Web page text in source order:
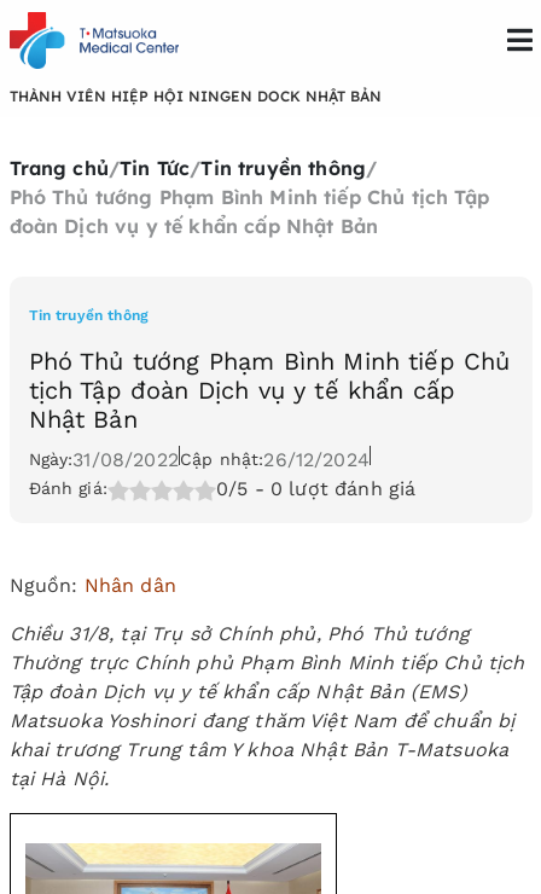
THÀNH VIÊN HIỆP HỘI NINGEN DOCK NHẬT BẢN
Trang chủ/Tin Tức/Tin truyền thông/
Phó Thủ tướng Phạm Bình Minh tiếp Chủ tịch Tập
đoàn Dịch vụ y tế khẩn cấp Nhật Bản
Tin truyền thông
Phó Thủ tướng Phạm Bình Minh tiếp Chủ
tịch Tập đoàn Dịch vụ y tế khẩn cấp
Nhật Bản
Ngày:31/08/2022Cập nhật:26/12/2024
Đánh giá: 0/5 - 0 lượt đánh giá
Nguồn: Nhân dân
Chiều 31/8, tại Trụ sở Chính phủ, Phó Thủ tướng
Thường trực Chính phủ Phạm Bình Minh tiếp Chủ tịch
Tập đoàn Dịch vụ y tế khẩn cấp Nhật Bản (EMS)
Matsuoka Yoshinori đang thăm Việt Nam để chuẩn bị
khai trương Trung tâm Y khoa Nhật Bản T-Matsuoka
tại Hà Nội.